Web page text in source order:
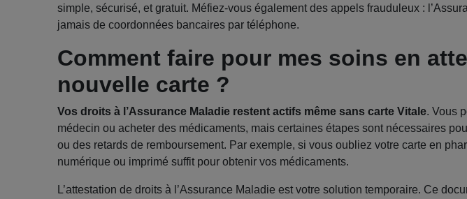
simple, sécurisé, et gratuit. Méfiez-vous également des appels frauduleux :
jamais de coordonnées bancaires par téléphone.
Comment faire pour mes soins en
nouvelle carte ?
Vos droits à l’Assurance Maladie restent actifs même sans carte Vitale. Vous
médecin ou acheter des médicaments, mais certaines étapes sont nécessaires
ou des retards de remboursement. Par exemple, si vous oubliez votre carte en
numérique ou imprimé suffit pour obtenir vos médicaments.
L’attestation de droits à l’Assurance Maladie est votre solution temporaire. Ce